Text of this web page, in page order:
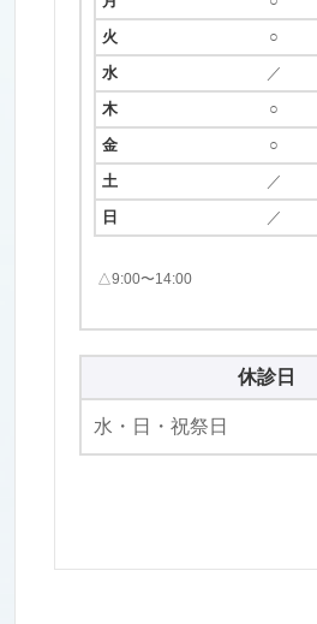
○
／
○
○
／
／
△9:00〜14:00
休診日
水・日・祝祭日